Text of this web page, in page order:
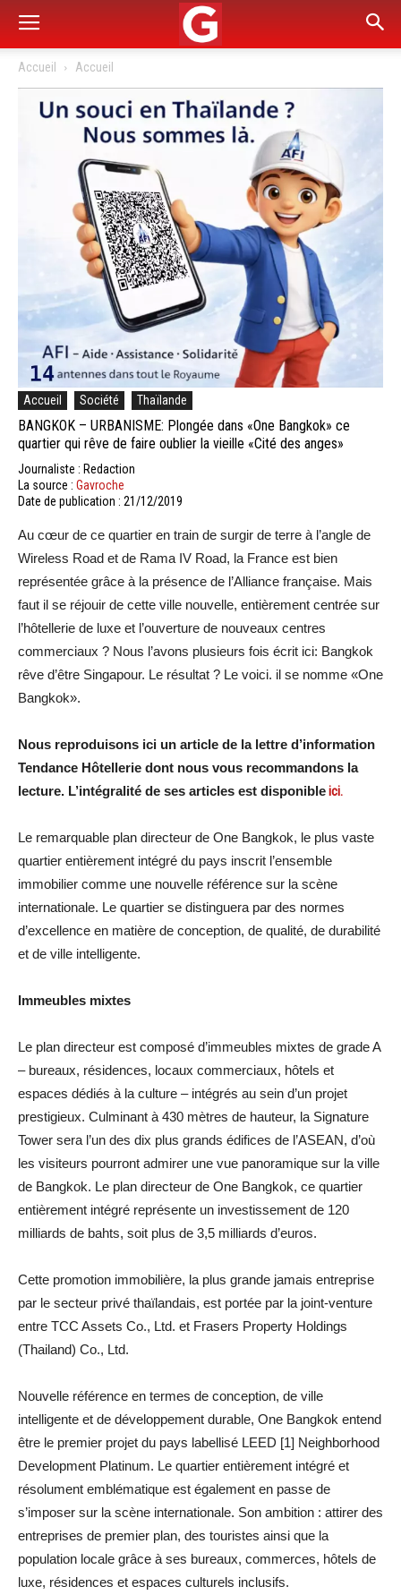
Accueil Accueil
Accueil Société Thaïlande
BANGKOK – URBANISME: Plongée dans «One Bangkok» ce
quartier qui rêve de faire oublier la vieille «Cité des anges»
Journaliste : Redaction
La source : Gavroche
Date de publication : 21/12/2019
Au cœur de ce quartier en train de surgir de terre à l’angle de
Wireless Road et de Rama IV Road, la France est bien
représentée grâce à la présence de l’Alliance française. Mais
faut il se réjouir de cette ville nouvelle, entièrement centrée sur
l’hôtellerie de luxe et l’ouverture de nouveaux centres
commerciaux ? Nous l’avons plusieurs fois écrit ici: Bangkok
rêve d’être Singapour. Le résultat ? Le voici. il se nomme «One
Bangkok».
Nous reproduisons ici un article de la lettre d’information
Tendance Hôtellerie dont nous vous recommandons la
lecture. L’intégralité de ses articles est disponibleici.
Le remarquable plan directeur de One Bangkok, le plus vaste
quartier entièrement intégré du pays inscrit l’ensemble
immobilier comme une nouvelle référence sur la scène
internationale. Le quartier se distinguera par des normes
d’excellence en matière de conception, de qualité, de durabilité
et de ville intelligente.
Immeubles mixtes
Le plan directeur est composé d’immeubles mixtes de grade A
– bureaux, résidences, locaux commerciaux, hôtels et
espaces dédiés à la culture – intégrés au sein d’un projet
prestigieux. Culminant à 430 mètres de hauteur, la Signature
Tower sera l’un des dix plus grands édifices de l’ASEAN, d’où
les visiteurs pourront admirer une vue panoramique sur la ville
de Bangkok. Le plan directeur de One Bangkok, ce quartier
entièrement intégré représente un investissement de 120
milliards de bahts, soit plus de 3,5 milliards d’euros.
Cette promotion immobilière, la plus grande jamais entreprise
par le secteur privé thaïlandais, est portée par la joint-venture
entre TCC Assets Co., Ltd. et Frasers Property Holdings
(Thailand) Co., Ltd.
Nouvelle référence en termes de conception, de ville
intelligente et de développement durable, One Bangkok entend
être le premier projet du pays labellisé LEED [1] Neighborhood
Development Platinum. Le quartier entièrement intégré et
résolument emblématique est également en passe de
s’imposer sur la scène internationale. Son ambition : attirer des
entreprises de premier plan, des touristes ainsi que la
population locale grâce à ses bureaux, commerces, hôtels de
luxe, résidences et espaces culturels inclusifs.